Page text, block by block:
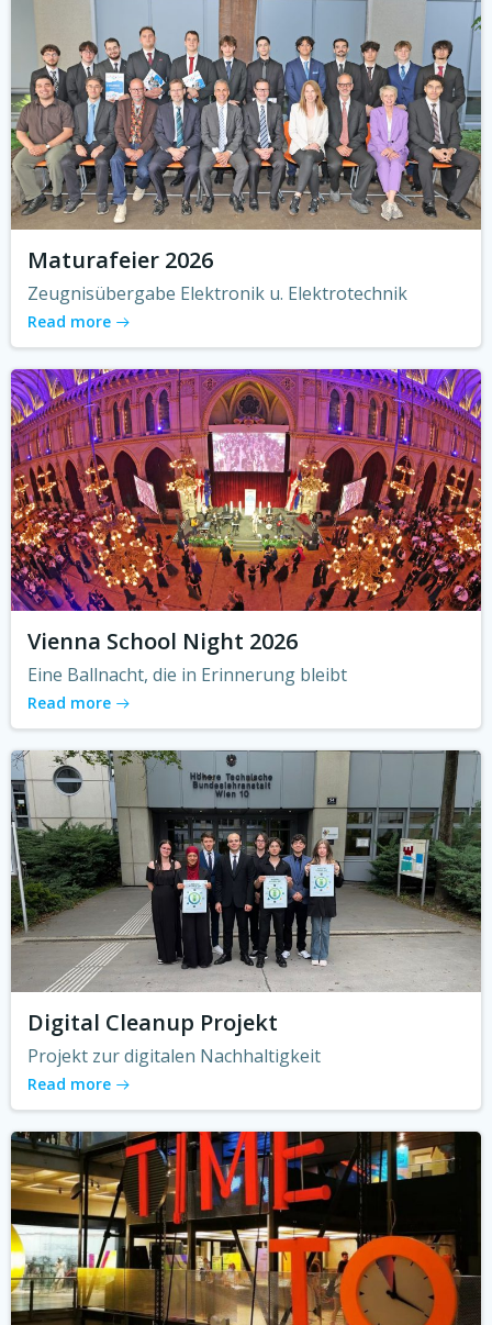
Maturafeier 2026
Zeugnisübergabe Elektronik u. Elektrotechnik
Read more
Vienna School Night 2026
Eine Ballnacht, die in Erinnerung bleibt
Read more
Digital Cleanup Projekt
Projekt zur digitalen Nachhaltigkeit
Read more